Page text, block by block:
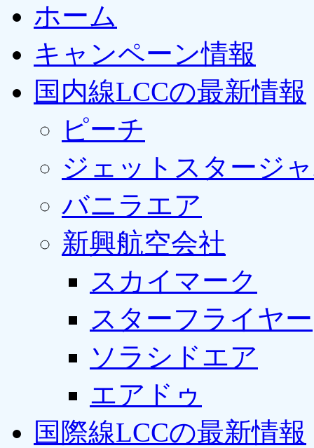
ホーム
キャンペーン情報
国内線LCCの最新情報
ピーチ
ジェットスタージ
バニラエア
新興航空会社
スカイマーク
スターフライヤー
ソラシドエア
エアドゥ
国際線LCCの最新情報